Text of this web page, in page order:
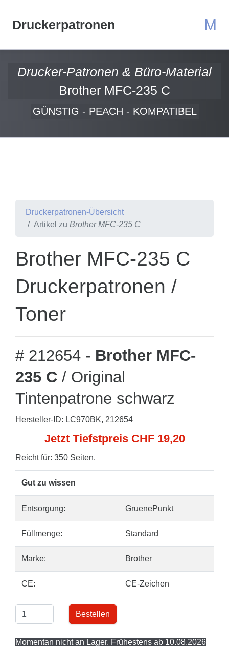
Druckerpatronen M
Drucker-Patronen & Büro-Material
Brother MFC-235 C
GÜNSTIG - PEACH - KOMPATIBEL
Druckerpatronen-Übersicht
Artikel zu Brother MFC-235 C
Brother MFC-235 C
Druckerpatronen /
Toner
# 212654 - Brother MFC-
235 C / Original
Tintenpatrone schwarz
Hersteller-ID: LC970BK, 212654
Jetzt Tiefstpreis CHF 19,20
Reicht für: 350 Seiten.
Gut zu wissen
Entsorgung: GruenePunkt
Füllmenge: Standard
Marke: Brother
CE: CE-Zeichen
Bestellen
Momentan nicht an Lager. Frühestens ab 10.08.2026